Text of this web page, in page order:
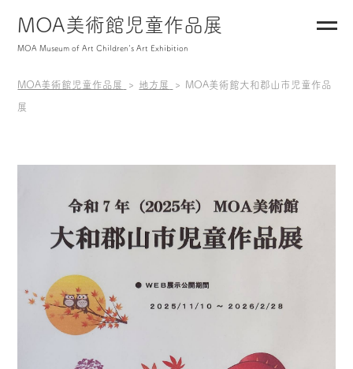
MOA美術館児童作品展
MOA Museum of Art Children's Art Exhibition
MOA美術館児童作品展 地方展 MOA美術館大和郡山市児童作品
展